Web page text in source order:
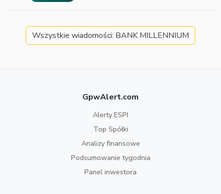
Wszystkie wiadomości: BANK MILLENNIUM
GpwAlert.com
Alerty ESPI
Top Spółki
Analizy finansowe
Podsumowanie tygodnia
Panel inwestora